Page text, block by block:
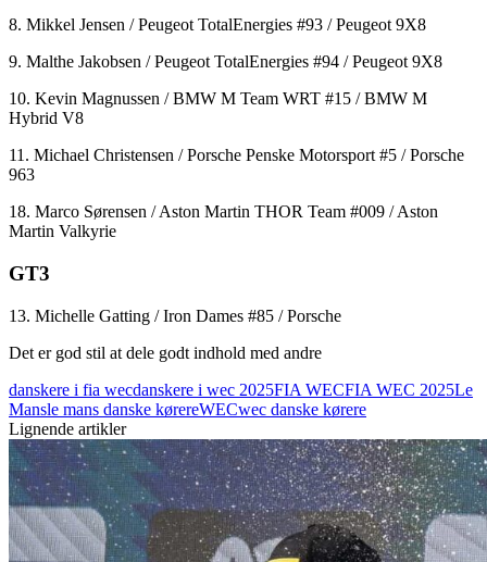
8. Mikkel Jensen / Peugeot TotalEnergies #93 / Peugeot 9X8
9. Malthe Jakobsen / Peugeot TotalEnergies #94 / Peugeot 9X8
10. Kevin Magnussen / BMW M Team WRT #15 / BMW M
Hybrid V8
11. Michael Christensen / Porsche Penske Motorsport #5 / Porsche
963
18. Marco Sørensen / Aston Martin THOR Team #009 / Aston
Martin Valkyrie
GT3
13. Michelle Gatting / Iron Dames #85 / Porsche
Det er god stil at dele godt indhold med andre
danskere i fia wecdanskere i wec 2025FIA WECFIA WEC 2025Le
Mansle mans danske kørereWECwec danske kørere
Lignende artikler